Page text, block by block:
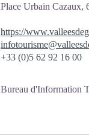
Place Urbain Cazaux,
https://
+33 (0)5 62 92 16 00
Bureau d'Information